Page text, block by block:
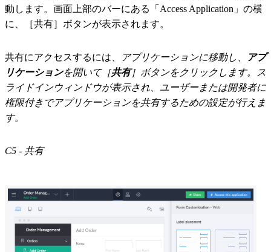
動します。画面上部のバーにある「Access Application」の横
に、［共有］ボタンが表示されます。
共有にアクセスするには、 アプリケーションに移動し、
アプ
リケーションを開いて［共有］ボタンをクリックします。ス
ライドインウィンドウが表示され、ユーザーまたは開発者に
権限付きでアプリケーションを共有するための設定が行えま
す。
C5 - 共有